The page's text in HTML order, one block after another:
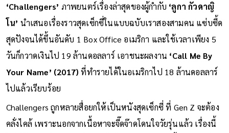
‘Challengers’ ภาพยนตร์เรื่องล่าสุดของผู้กำกับ ‘ลูกา กัวดาญิ
โน’ นำเสนอเรื่องราวสุดเซ็กซี่ในแบบฉบับเราสองสามคน แซ่บซี้ด
สุดปังจนได้ขึ้นอันดับ 1 Box Office อเมริกา และใช้เวลาเพียง 5
วันก็กวาดเงินไป 19 ล้านดอลลาร์ เอาชนะผลงาน ‘Call Me By
Your Name’ (2017) ที่ทำรายได้ในอเมริกาไป 18 ล้านดอลลาร์
ไปแล้วเรียบร้อย
Challengers ถูกหลายสื่อยกให้เป็นหนังสุดเซ็กซี่ ที่ Gen Z จะต้อง
คลั่งไคล้ เพราะนอกจากเนื้อหาจะจี๊ดจ๊าดโดนใจวัยรุ่นแล้ว เรื่องนี้